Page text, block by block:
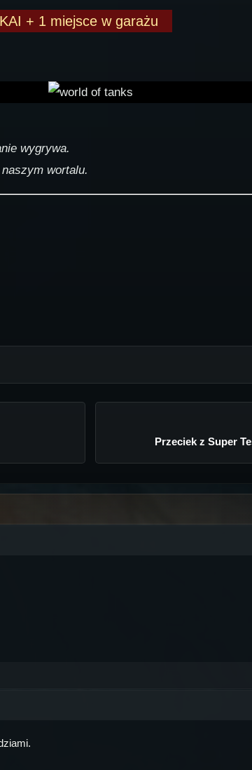
+ 1 miejsce w garażu
wygrywa.
wortalu.
Przeciek z Super